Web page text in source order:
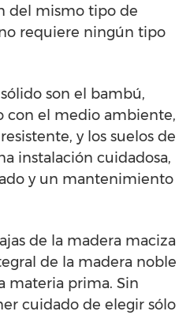
del mismo tipo de
requiere ningún tipo
son el bambú,
con el medio ambiente,
y los suelos de
instalación cuidadosa,
y un mantenimiento
de la madera maciza
de la madera noble
materia prima. Sin
cuidado de elegir sólo